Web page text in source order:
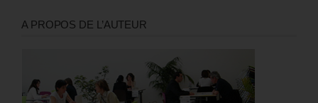
A PROPOS DE L’AUTEUR